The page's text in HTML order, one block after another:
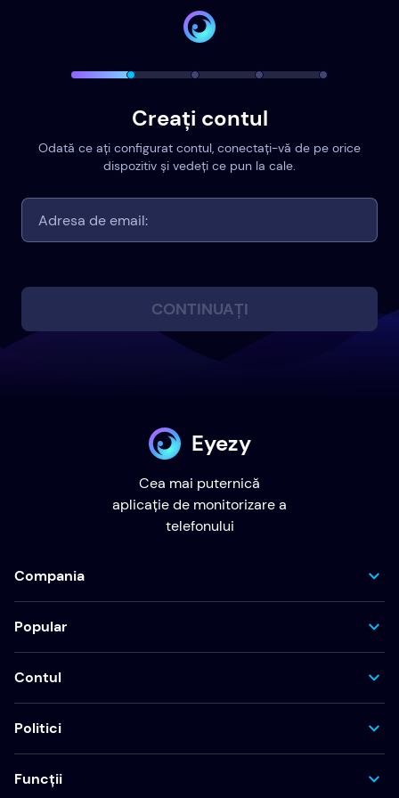
Creați contul
Odată ce ați configurat contul, conectați-vă de pe orice
dispozitiv și vedeți ce pun la cale.
CONTINUAȚI
Eyezy
Cea mai puternică
aplicație de monitorizare a
telefonului
Compania
Popular
Contul
Politici
Funcții